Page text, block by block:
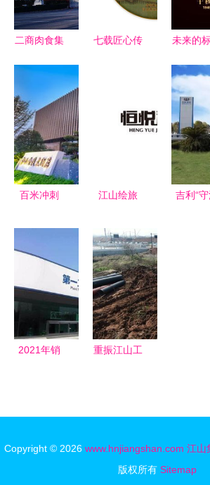
二商肉食集
主体信用评
级，江山集
团再添信誉
基石
七载匠心传
山集团 时
未来的
徽宝与
集团的远
与担当
百米冲刺
团问鼎天际
江山绘旅
江山旅行社
与集团发展
纪实
吉利“
2021年销
者为何越卖
重振江山工
Copyright © 2026 www.hnjiangshan.com 江山
版权所有 Sitemap